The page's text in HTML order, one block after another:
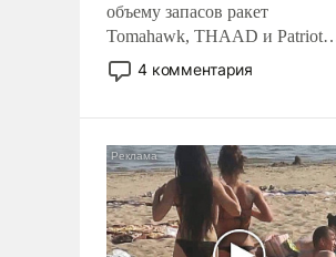
объему запасов ракет
Tomahawk, THAAD и Patriot
США потребуется более трех
лет. Даже небольшая война с
Сложившаяся ситуация
означает многолетний период
уязвимости США, например,
перед Китаем.
4 комментария